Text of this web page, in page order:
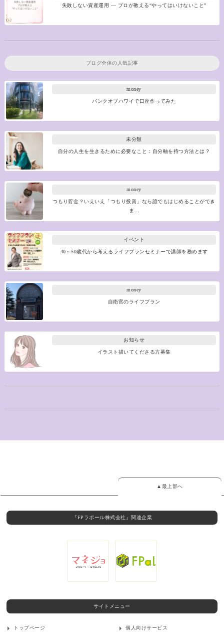
失敗しない資産運用 ― プロが教える“やってはいけないこと”
ブログ全体の人気記事
money
バンクオブハワイで口座作ってみた
未分類
自分の人生を生きるために必要なこと：自分軸を持つ方法とは？
money
つもり貯金？いえいえ「つもり投資」なら誰でもはじめることができ
ま…
イベント
40～50歳代から考えるライフプランセミナーで講師を務めます
money
自衛官のライフプラン
お知らせ
イラスト描いてくださる方募集
▲最上部へ
『FPラポール株式会社』関連企業
サイトメニュー
トップページ 個人向けサービス